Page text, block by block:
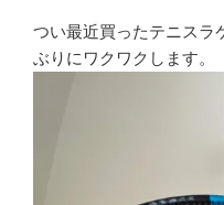
つい最近買ったテニスラ
ぶりにワクワクします。